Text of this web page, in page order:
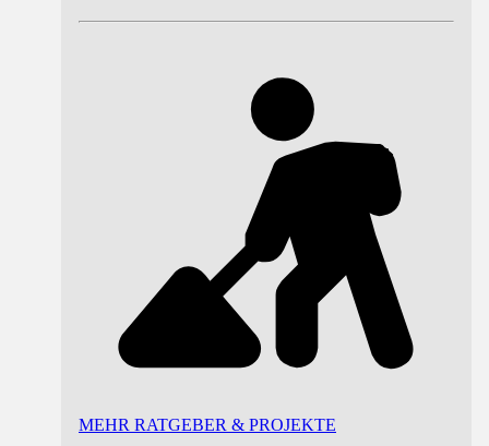
MEHR RATGEBER & PROJEKTE